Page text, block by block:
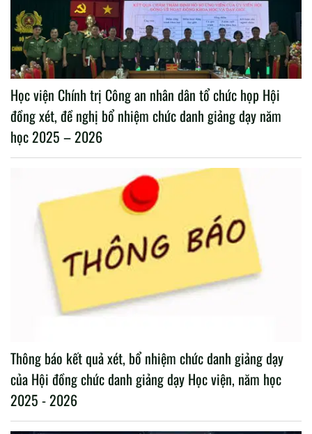
Học viện Chính trị Công an nhân dân tổ chức họp Hội
đồng xét, đề nghị bổ nhiệm chức danh giảng dạy năm
học 2025 – 2026
Thông báo kết quả xét, bổ nhiệm chức danh giảng dạy
của Hội đồng chức danh giảng dạy Học viện, năm học
2025 - 2026